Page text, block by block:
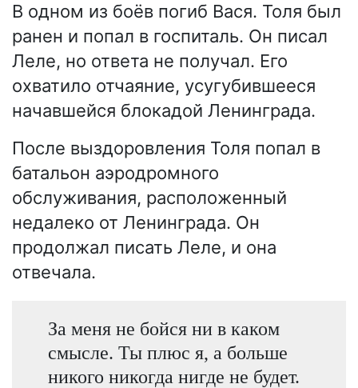
В одном из боёв погиб Вася. Толя был
ранен и попал в госпиталь. Он писал
Леле, но ответа не получал. Его
охватило отчаяние, усугубившееся
начавшейся блокадой Ленинграда.
После выздоровления Толя попал в
батальон аэродромного
обслуживания, расположенный
недалеко от Ленинграда. Он
продолжал писать Леле, и она
отвечала.
За меня не бойся ни в каком
смысле. Ты плюс я, а больше
никого никогда нигде не будет.